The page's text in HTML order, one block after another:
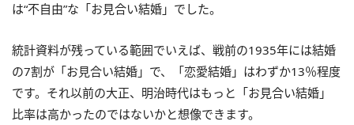
は“不自由”な「お見合い結婚」でした。
統計資料が残っている範囲でいえば、戦前の1935年には結婚
の7割が「お見合い結婚」で、「恋愛結婚」はわずか13％程度
です。それ以前の大正、明治時代はもっと「お見合い結婚」
比率は高かったのではないかと想像できます。